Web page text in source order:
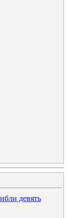
девять